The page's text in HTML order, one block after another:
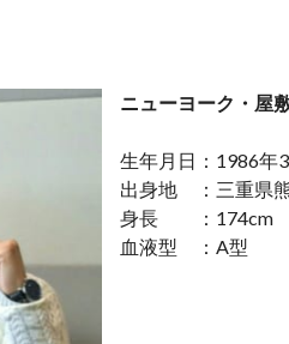
ニューヨーク・屋
生年月日：1986年
出身地 ：三重県
身長 ：174cm
血液型 ：A型